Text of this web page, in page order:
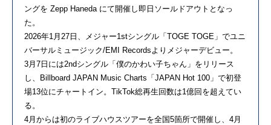
ングを Zepp Haneda にて開催し即日ソールドアウトとなっ
た。
2026年1月27日、メジャー1stシングル「TOGE TOGE」でユニ
バーサルミュージック/EMI Recordsよりメジャーデビュー。
3月7日には2ndシングル「僕のかわい子ちゃん」をリリース
し、Billboard JAPAN Music Charts「JAPAN Hot 100」で初登
場13位にチャートイン。TikTok総再生回数は1億回を超えてい
る。
4月からは初のライブハウスツアーを全国5箇所で開催し、4月